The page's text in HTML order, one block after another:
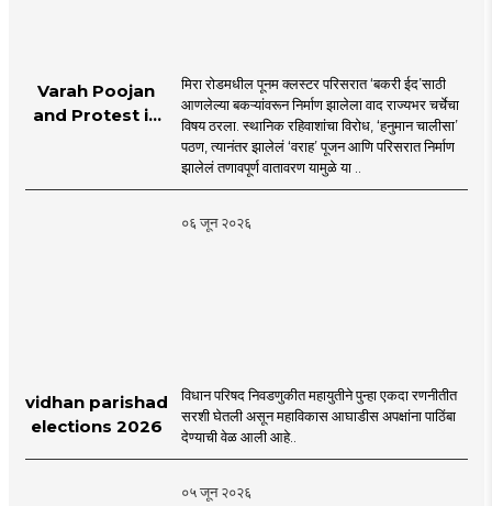
Varah Poojan
and Protest in
Mira Road
मिरा रोडमधील पूनम क्लस्टर परिसरात ‘बकरी ईद’साठी
आणलेल्या बकऱ्यांवरून निर्माण झालेला वाद राज्यभर चर्चेचा
विषय ठरला. स्थानिक रहिवाशांचा विरोध, ‘हनुमान चालीसा’
पठण, त्यानंतर झालेलं ‘वराह’ पूजन आणि परिसरात निर्माण
झालेलं तणावपूर्ण वातावरण यामुळे या ..
०६ जून २०२६
vidhan parishad
elections 2026
विधान परिषद निवडणुकीत महायुतीने पुन्हा एकदा रणनीतीत
सरशी घेतली असून महाविकास आघाडीस अपक्षांना पाठिंबा
देण्याची वेळ आली आहे..
०५ जून २०२६